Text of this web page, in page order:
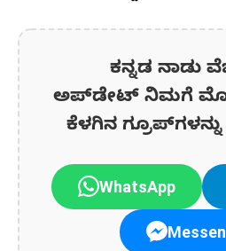
ಕನ್ನಡ ನಾಡು
ಅಪ್‌ಡೇಟ್‌ ನಿಮಗೆ
ಕೆಳಗಿನ
WhatsApp